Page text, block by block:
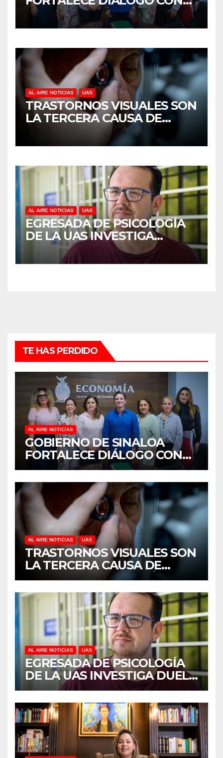
MUJERES EMPRESARIAS DE
CULIACÁN
AL AIRE NOTICIAS UAS
TRASTORNOS VISUALES SON
LA TERCERA CAUSA DE
DISCAPACIDAD EN MÉXICO,
REVELA ESTUDIO DEL
AL AIRE NOTICIAS UAS
EGRESADA DE PSICOLOGÍA
DE LA UAS INVESTIGA
DUELO ANTICIPADO Y
SOBRECARGA EN
TE HAS PERDIDO
AL AIRE NOTICIAS
GOBIERNO DE SINALOA
FORTALECE DIÁLOGO CON
MUJERES EMPRESARIAS DE
CULIACÁN
AL AIRE NOTICIAS UAS
TRASTORNOS VISUALES SON
LA TERCERA CAUSA DE
DISCAPACIDAD EN MÉXICO,
REVELA ESTUDIO DEL
CIDOCS DE LA UAS
AL AIRE NOTICIAS UAS
EGRESADA DE PSICOLOGÍA
DE LA UAS INVESTIGA DUELO
ANTICIPADO Y SOBRECARGA
EN CUIDADORES DE
ADULTOS MAYORES